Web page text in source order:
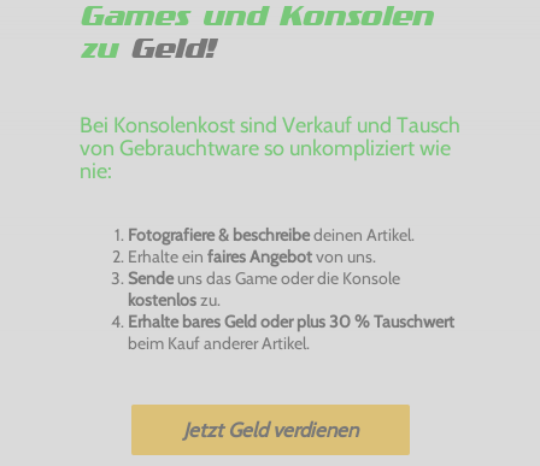
Games und Konsolen
zuGeld!
Bei Konsolenkost sind Verkauf und Tausch
von Gebrauchtware so unkompliziert wie
nie:
Fotografiere & beschreibedeinen Artikel.
Erhalte ein faires Angebotvon uns.
Sendeuns das Game oder die Konsole
kostenloszu.
Erhalte bares Geld oder plus 30 % Tauschwert
beim Kauf anderer Artikel.
Jetzt Geld verdienen